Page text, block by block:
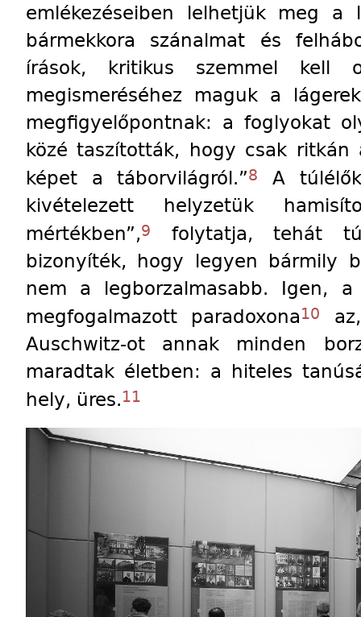
emlékezéseiben lelhetjük meg a
bármekkora szánalmat és
írások, kritikus szemmel kell
megismeréséhez maguk a
megfigyelőpontnak: a foglyokat
közé taszították, hogy csak
képet a táborvilágról.”8
A
kivételezett helyzetük
mértékben”,9
folytatja, tehát
bizonyíték, hogy legyen bármily
nem a legborzalmasabb. Igen,
megfogalmazott paradoxona10
Auschwitz-ot annak minden
maradtak életben: a hiteles
hely, üres.11